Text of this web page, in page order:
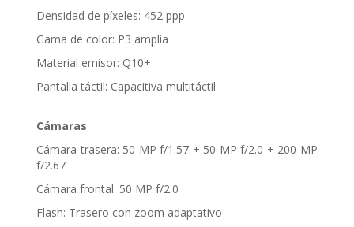
Densidad de píxeles: 452 ppp
Gama de color: P3 amplia
Material emisor: Q10+
Pantalla táctil: Capacitiva multitáctil
Cámaras
Cámara trasera: 50 MP f/1.57 + 50 MP f/2.0 + 200 MP
f/2.67
Cámara frontal: 50 MP f/2.0
Flash: Trasero con zoom adaptativo